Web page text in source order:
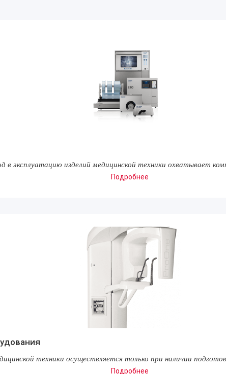
в эксплуатацию изделий медицинской техники охватывает
Подробнее
техники осуществляется только при наличии
Подробнее